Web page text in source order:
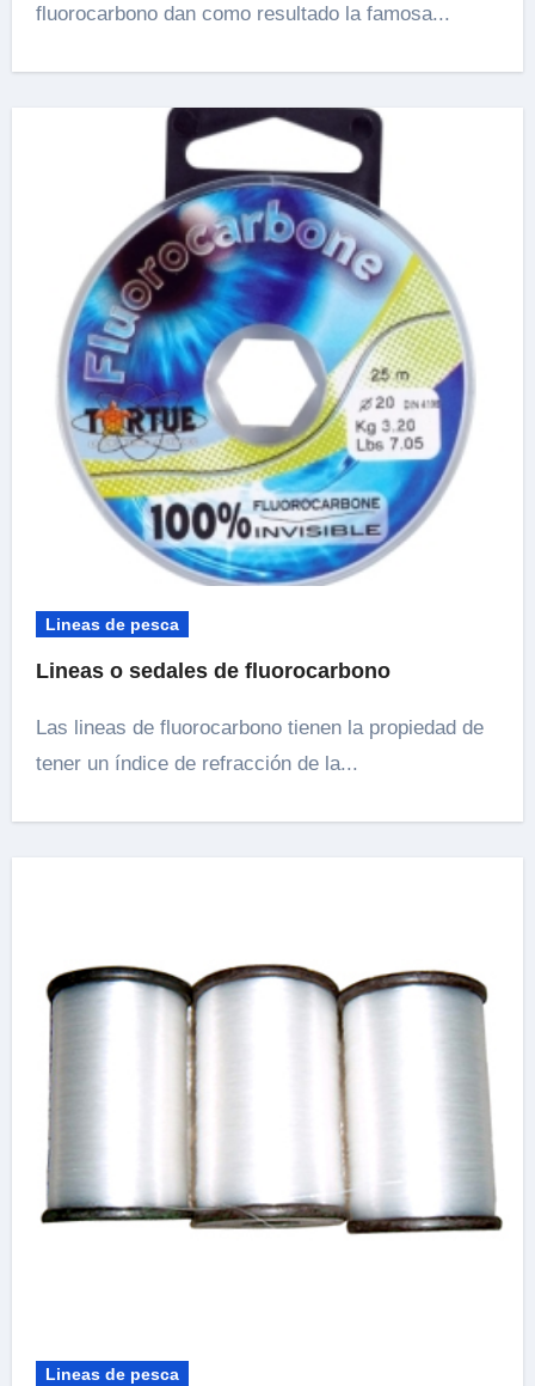
fluorocarbono dan como resultado la famosa...
Lineas de pesca
Lineas o sedales de fluorocarbono
Las lineas de fluorocarbono tienen la propiedad de
tener un índice de refracción de la...
Lineas de pesca